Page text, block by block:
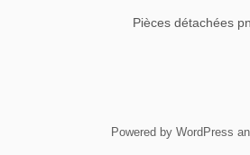
Pièces détachées
Powered by WordPress